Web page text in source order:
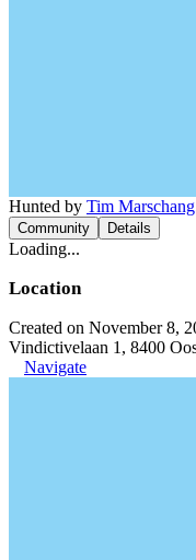
Hunted by Tim Marschang
Community Details
Loading...
Location
Created on November 8,
Vindictivelaan 1, 8400
Navigate